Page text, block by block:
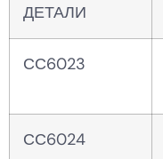
ДЕТАЛИ
СС6023
СС6024